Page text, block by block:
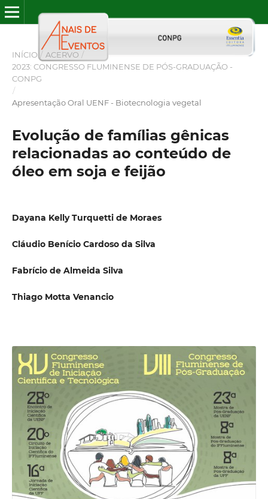
INÍCIO / ACERVO /
2023: CONGRESSO FLUMINENSE DE PÓS-GRADUAÇÃO -
CONPG
/
Apresentação Oral UENF - Biotecnologia vegetal
Evolução de famílias gênicas
relacionadas ao conteúdo de
óleo em soja e feijão
Dayana Kelly Turquetti de Moraes
Cláudio Benício Cardoso da Silva
Fabrício de Almeida Silva
Thiago Motta Venancio